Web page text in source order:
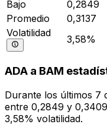
Bajo
0,2849
Promedio
0,3137
Volatilidad
3,58%
ADA a BAM
Durante los últimos 7
entre 0,2849 y
3,58% volatilidad.